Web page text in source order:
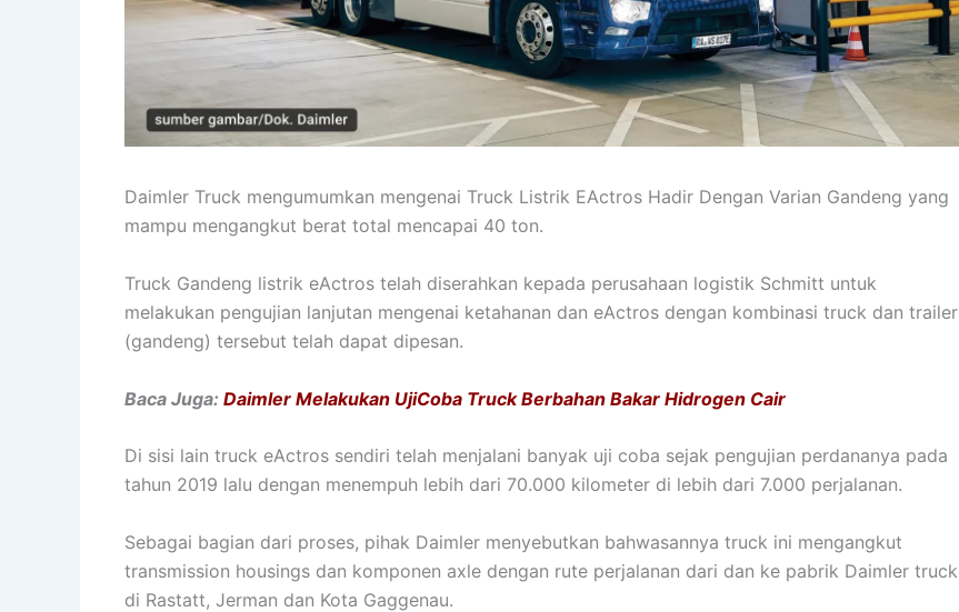
Daimler Truck mengumumkan mengenai Truck Listrik EActros Hadir Dengan Varian Gandeng yang
mampu mengangkut berat total mencapai 40 ton.
Truck Gandeng listrik eActros telah diserahkan kepada perusahaan logistik Schmitt untuk
melakukan pengujian lanjutan mengenai ketahanan dan eActros dengan kombinasi truck dan trailer
(gandeng) tersebut telah dapat dipesan.
Baca Juga: Daimler Melakukan UjiCoba Truck Berbahan Bakar Hidrogen Cair
Di sisi lain truck eActros sendiri telah menjalani banyak uji coba sejak pengujian perdananya pada
tahun 2019 lalu dengan menempuh lebih dari 70.000 kilometer di lebih dari 7.000 perjalanan.
Sebagai bagian dari proses, pihak Daimler menyebutkan bahwasannya truck ini mengangkut
transmission housings dan komponen axle dengan rute perjalanan dari dan ke pabrik Daimler truck
di Rastatt, Jerman dan Kota Gaggenau.